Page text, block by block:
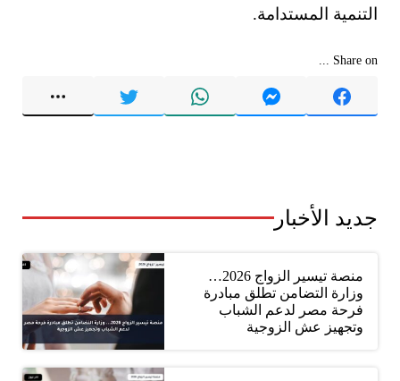
التنمية المستدامة.
Share on ...
جديد الأخبار
منصة تيسير الزواج 2026…
وزارة التضامن تطلق مبادرة
فرحة مصر لدعم الشباب
وتجهيز عش الزوجية